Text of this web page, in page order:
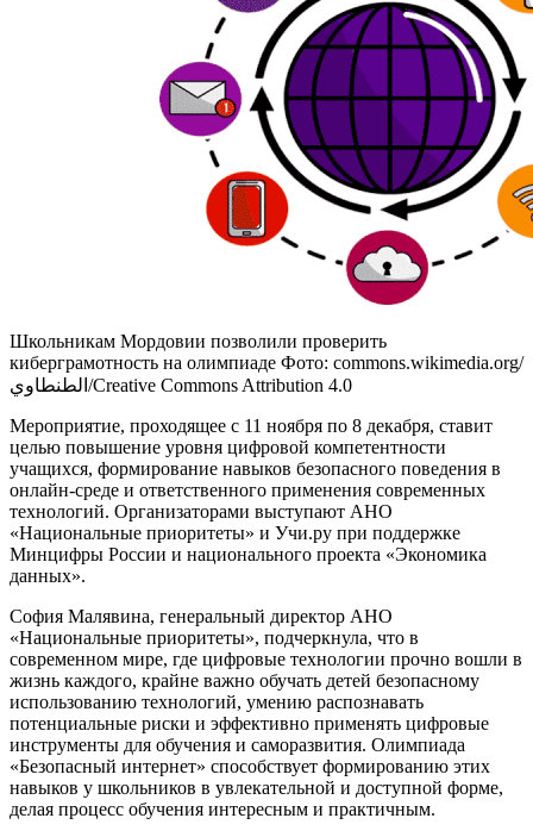
Школьникам Мордовии позволили проверить
киберграмотность на олимпиаде Фото: commons.wikimedia.org/
الطنطاوي/Creative Commons Attribution 4.0
Мероприятие, проходящее с 11 ноября по 8 декабря, ставит
целью повышение уровня цифровой компетентности
учащихся, формирование навыков безопасного поведения в
онлайн-среде и ответственного применения современных
технологий. Организаторами выступают АНО
«Национальные приоритеты» и Учи.ру при поддержке
Минцифры России и национального проекта «Экономика
данных».
София Малявина, генеральный директор АНО
«Национальные приоритеты», подчеркнула, что в
современном мире, где цифровые технологии прочно вошли в
жизнь каждого, крайне важно обучать детей безопасному
использованию технологий, умению распознавать
потенциальные риски и эффективно применять цифровые
инструменты для обучения и саморазвития. Олимпиада
«Безопасный интернет» способствует формированию этих
навыков у школьников в увлекательной и доступной форме,
делая процесс обучения интересным и практичным.